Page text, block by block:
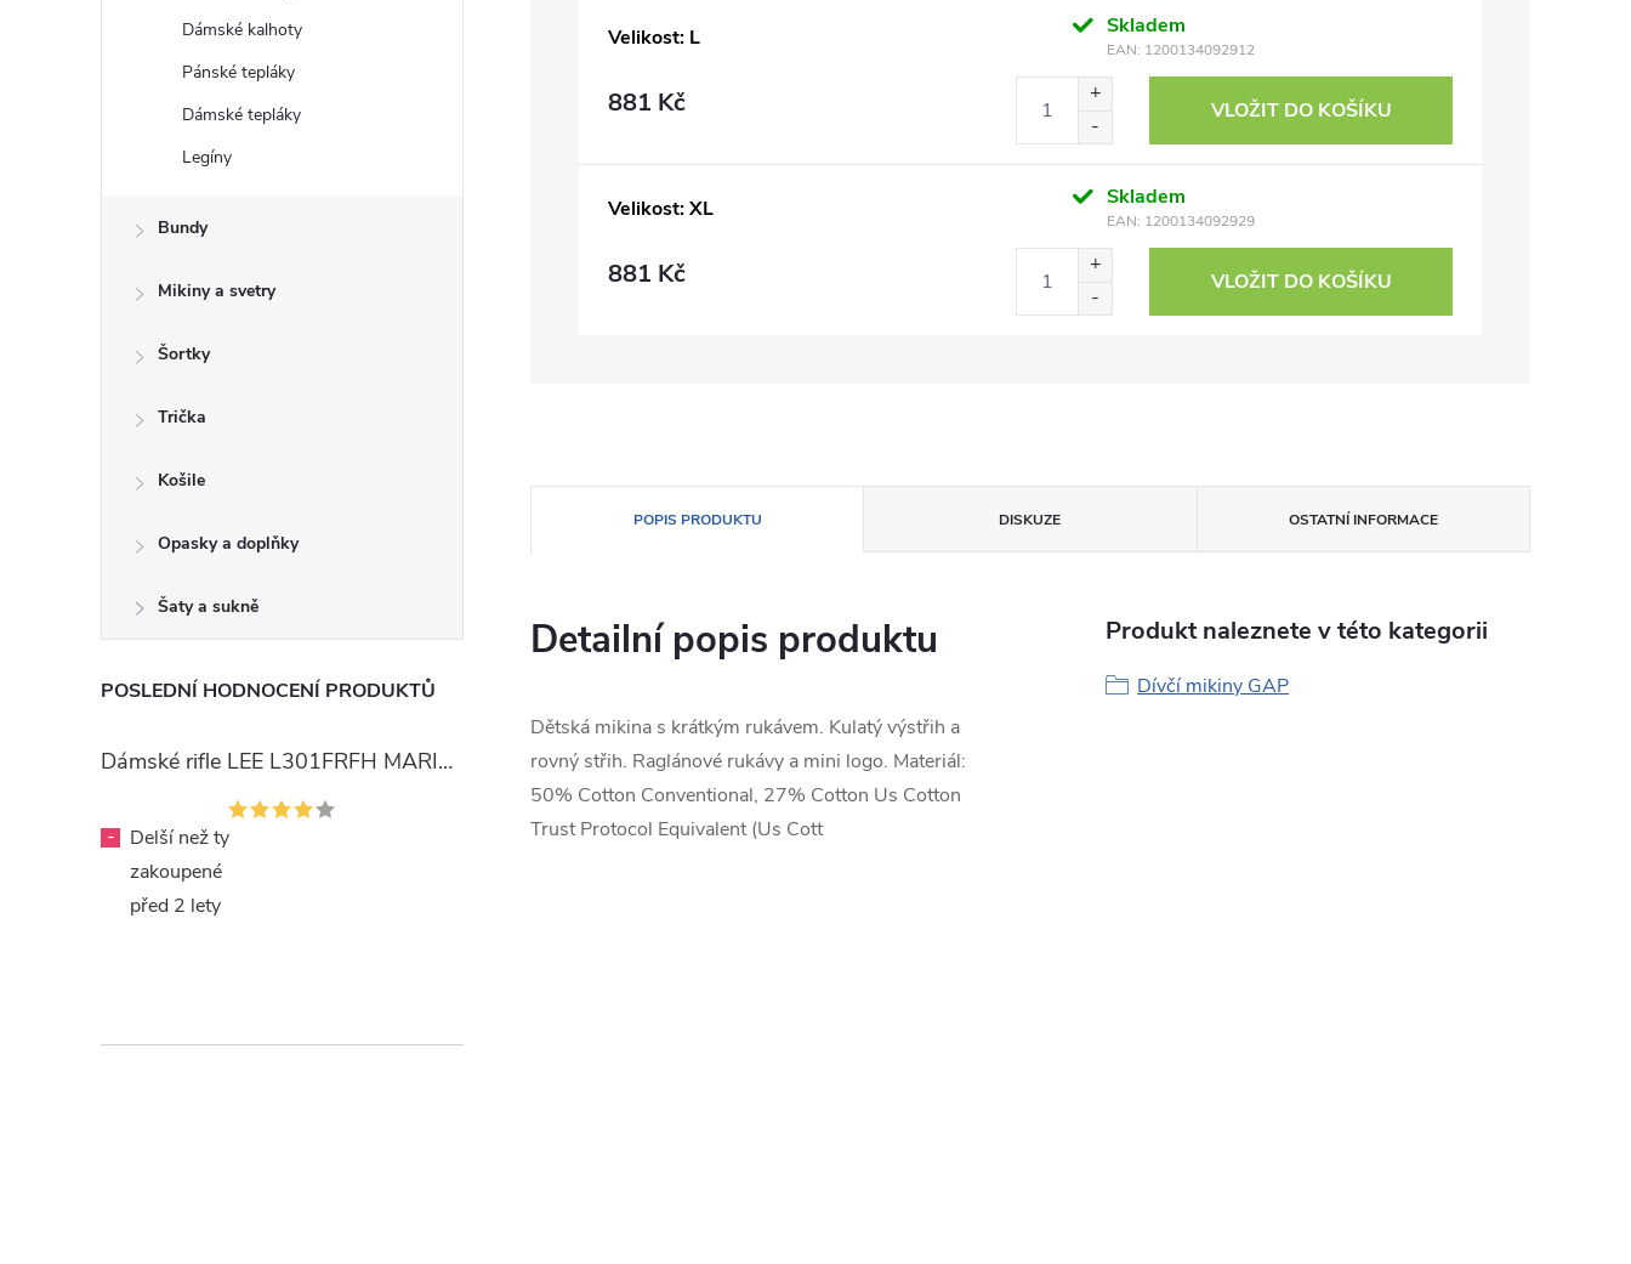
Dámské kalhoty
Pánské tepláky
Dámské tepláky
Legíny
Bundy
Mikiny a svetry
Šortky
Trička
Košile
Opasky a doplňky
Šaty a sukně
POSLEDNÍ HODNOCENÍ PRODUKTŮ
Dámské rifle LEE L301FRFH MARION STRAIGHT RINSE
-
Delší než ty
zakoupené
před 2 lety
Velikost: L Skladem
EAN: 1200134092912
881 Kč VLOŽIT DO KOŠÍKU
Velikost: XL Skladem
EAN: 1200134092929
881 Kč VLOŽIT DO KOŠÍKU
POPIS PRODUKTU DISKUZE OSTATNÍ INFORMACE
Detailní popis produktu
Dětská mikina s krátkým rukávem. Kulatý výstřih a
rovný střih. Raglánové rukávy a mini logo. Materiál:
50% Cotton Conventional, 27% Cotton Us Cotton
Trust Protocol Equivalent (Us Cott
Produkt naleznete v této kategorii
Dívčí mikiny GAP